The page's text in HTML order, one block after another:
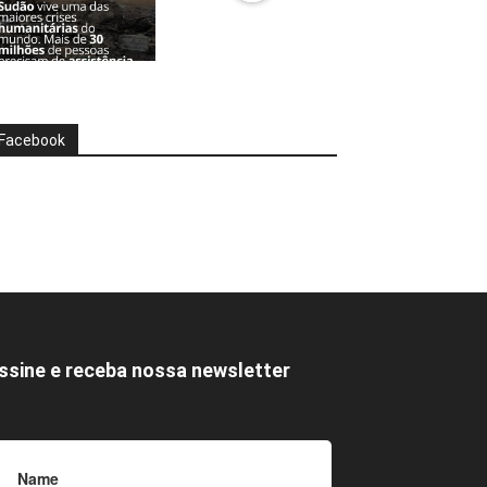
e receba nossa newsletter